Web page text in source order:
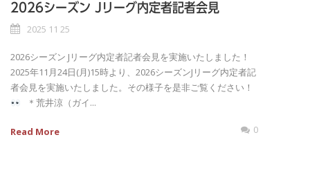
2026シーズン Jリーグ内定者記者会見
2025 11 25
2026シーズン Jリーグ内定者記者会見を実施いたしました！
2025年11月24日(月)15時より、2026シーズンJリーグ内定者記
者会見を実施いたしました。その様子を是非ご覧ください！
＊荒井涼（ガイ...
Read More 0